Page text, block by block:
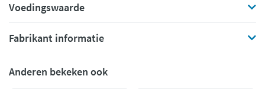
Voedingswaarde
Fabrikant informatie
Anderen bekeken ook